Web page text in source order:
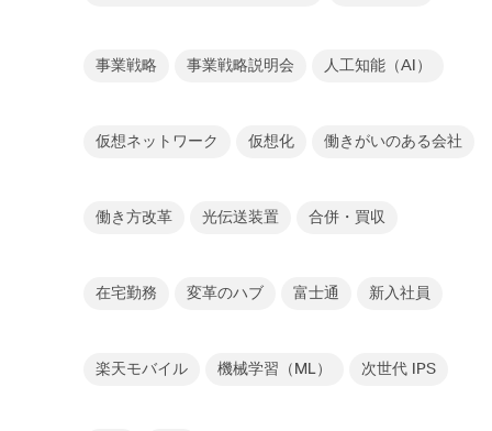
事業戦略 事業戦略説明会 人工知能（AI）
仮想ネットワーク 仮想化 働きがいのある会社
働き方改革 光伝送装置 合併・買収
在宅勤務 変革のハブ 富士通 新入社員
楽天モバイル 機械学習（ML） 次世代 IPS